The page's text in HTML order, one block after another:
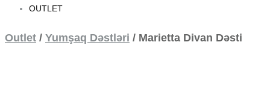
OUTLET
Outlet / Yumşaq Dəstləri / Marietta Divan Dəsti